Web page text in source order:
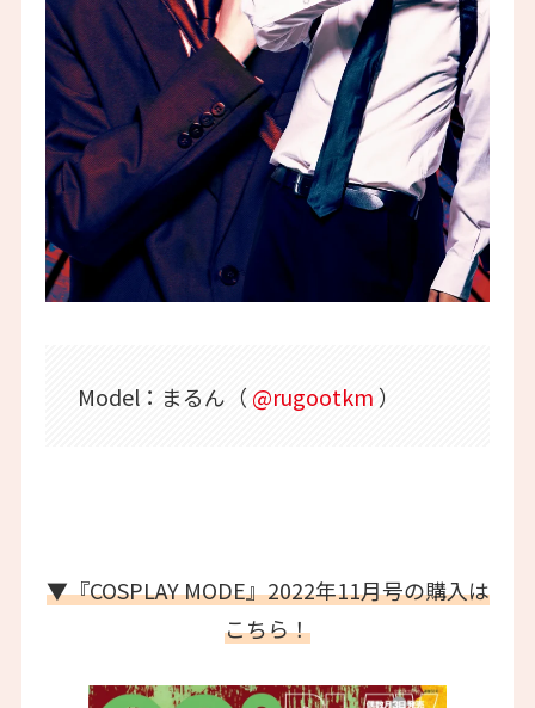
Model：まるん（@rugootkm ）
▼『COSPLAY MODE』2022年11月号の購入は
こちら！